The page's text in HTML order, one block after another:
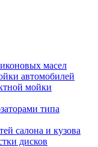
масел
автомобилей
мойки
типа
салона и кузова
дисков